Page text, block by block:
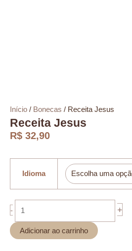
Início / Bonecas / Receita Jesus
Receita Jesus
R$ 32,90
Idioma
-
Jesus
+
Adicionar ao carrinho